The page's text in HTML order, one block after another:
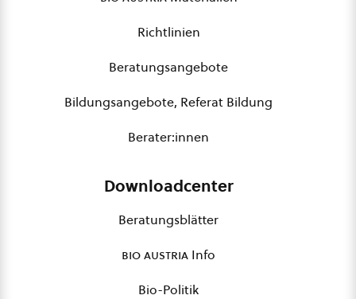
Richtlinien
Beratungsangebote
Bildungsangebote, Referat Bildung
Berater:innen
Downloadcenter
Beratungsblätter
bio austria Info
Bio-Politik